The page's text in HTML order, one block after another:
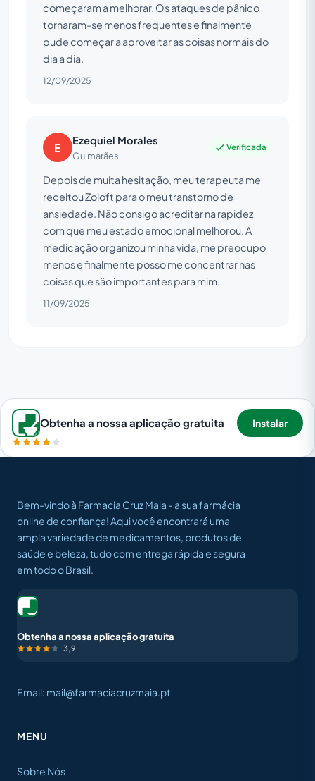
começaram a melhorar. Os ataques de pânico
tornaram-se menos frequentes e finalmente
pude começar a aproveitar as coisas normais do
dia a dia.
12/09/2025
E Ezequiel Morales
Guimarães
Verificada
Depois de muita hesitação, meu terapeuta me
receitou Zoloft para o meu transtorno de
ansiedade. Não consigo acreditar na rapidez
com que meu estado emocional melhorou. A
medicação organizou minha vida, me preocupo
menos e finalmente posso me concentrar nas
coisas que são importantes para mim.
11/09/2025
Obtenha a nossa aplicação gratuita Instalar
Bem-vindo à Farmacia Cruz Maia - a sua farmácia
online de confiança! Aqui você encontrará uma
ampla variedade de medicamentos, produtos de
saúde e beleza, tudo com entrega rápida e segura
em todo o Brasil.
Obtenha a nossa aplicação gratuita
3,9
Email: mail@farmaciacruzmaia.pt
MENU
Sobre Nós